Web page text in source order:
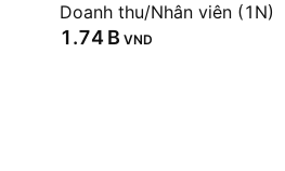
Doanh thu/Nhân viên (1N)
‪1.74 B‬ VND